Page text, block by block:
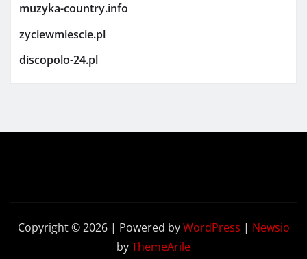
muzyka-country.info
zyciewmiescie.pl
discopolo-24.pl
Copyright © 2026 | Powered byWordPress | Newsio
byThemeArile